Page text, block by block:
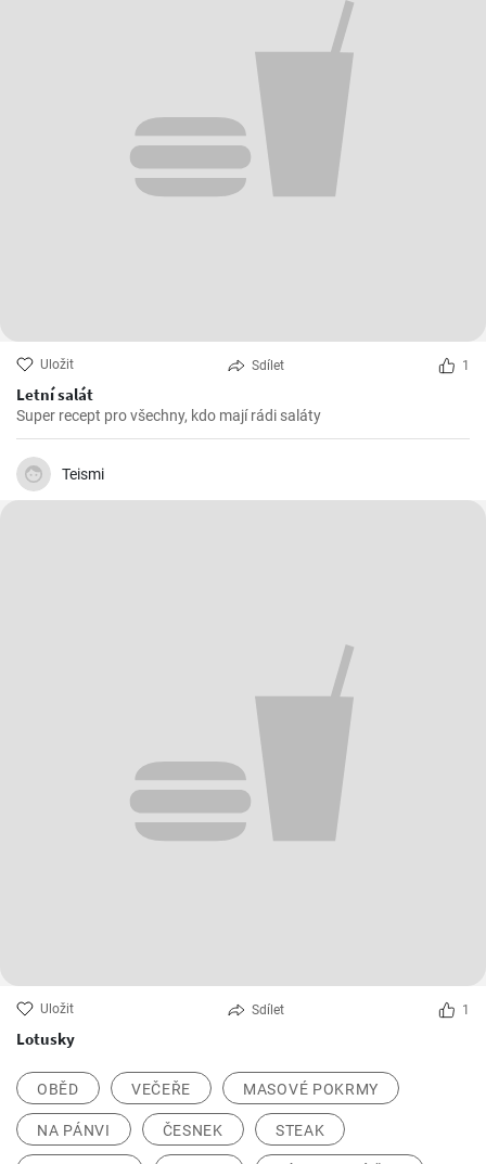
Uložit Sdílet 1
Letní salát
Super recept pro všechny, kdo mají rádi saláty
Teismi
Uložit Sdílet 1
Lotusky
OBĚD VEČEŘE MASOVÉ POKRMY
NA PÁNVI ČESNEK STEAK